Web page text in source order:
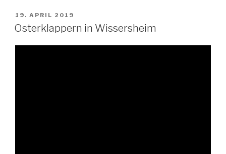
VERÖFFENTLICHT
AM
19. APRIL 2019
Osterklappern in Wissersheim